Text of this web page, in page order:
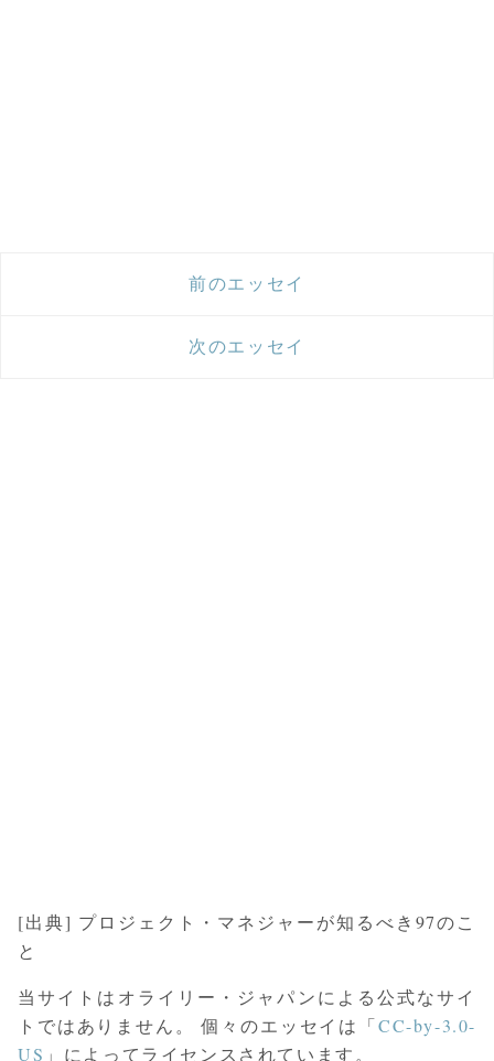
前のエッセイ
次のエッセイ
[出典] プロジェクト・マネジャーが知るべき97のこ
と
当サイトはオライリー・ジャパンによる公式なサイ
トではありません。 個々のエッセイは「CC-by-3.0-
US 」によってライセンスされています。